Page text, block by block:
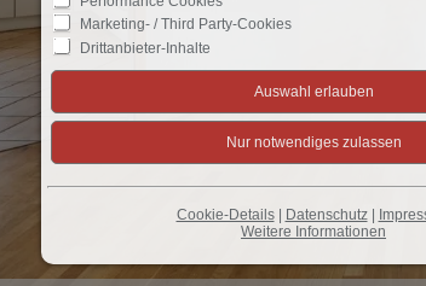
Marketing- / Third Party-Cookies
Drittanbieter-Inhalte
Cookie-Details| Datenschutz|
Weitere Informationen